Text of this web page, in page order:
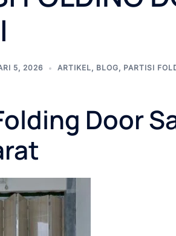
5, 2026 ARTIKEL, BLOG, PARTISI
Door